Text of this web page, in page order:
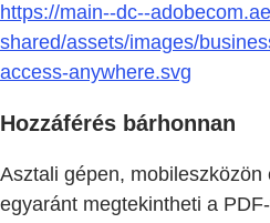
https://main--dc--
shared/assets/images/
access-anywhere.svg
Hozzáférés bárhonnan
Asztali gépen, mobileszközön
egyaránt megtekintheti a